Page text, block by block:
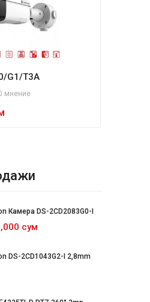
G1/T3A
мнение
80
Камера DS-2CD2083G0-I
сум
DS-2CD1043G2-I 2,8mm